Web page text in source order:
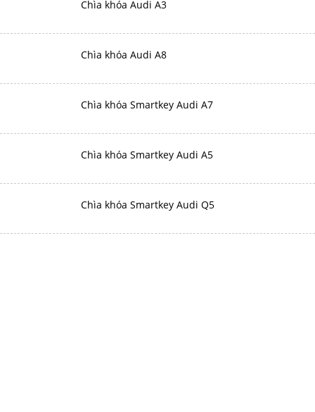
Chìa khóa Audi A3
Chìa khóa Audi A8
Chìa khóa Smartkey Audi A7
Chìa khóa Smartkey Audi A5
Chìa khóa Smartkey Audi Q5